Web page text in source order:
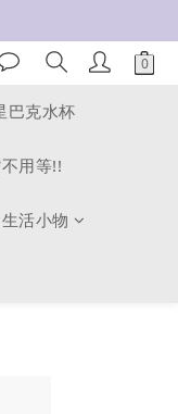
巴克水杯
用等!!
活小物